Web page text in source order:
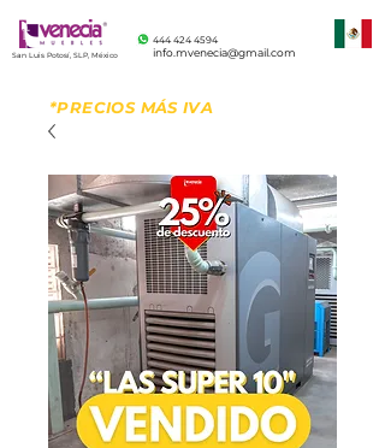
San Luis Potosí, SLP, México info.mvenecia@gmail.com
444 424 4594
*PRECIOS MÁS IVA